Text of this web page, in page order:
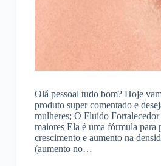
Olá pessoal tudo bom? Hoje
produto super comentado e
mulheres; O Fluído
maiores Ela é uma fórmula para
crescimento e aumento na
(aumento no…